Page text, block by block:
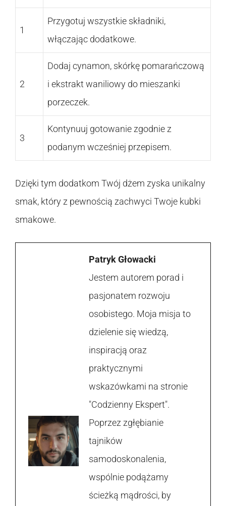
1
Przygotuj wszystkie składniki,
włączając dodatkowe.
2
Dodaj cynamon, skórkę pomarańczową
i ekstrakt waniliowy do mieszanki
porzeczek.
3
Kontynuuj gotowanie zgodnie z
podanym wcześniej przepisem.
Dzięki tym dodatkom Twój dżem zyska unikalny
smak, który z pewnością zachwyci Twoje kubki
smakowe.
Patryk Głowacki
Jestem autorem porad i
pasjonatem rozwoju
osobistego. Moja misja to
dzielenie się wiedzą,
inspiracją oraz
praktycznymi
wskazówkami na stronie
"Codzienny Ekspert".
Poprzez zgłębianie
tajników
samodoskonalenia,
wspólnie podążamy
ścieżką mądrości, by